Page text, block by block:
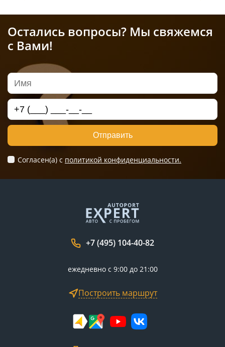
Остались вопросы? Мы свяжемся
с Вами!
Отправить
Согласен(а) c политикой конфиденциальности.
+7 (495) 104-40-82
ежедневно с 9:00 до 21:00
Построить маршрут